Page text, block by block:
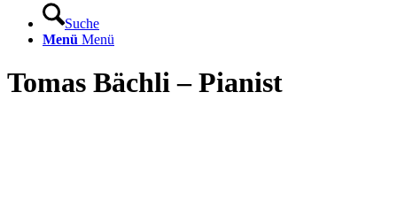
Suche
Menü Menü
Tomas Bächli – Pianist